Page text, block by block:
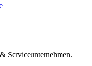
Serviceunternehmen.